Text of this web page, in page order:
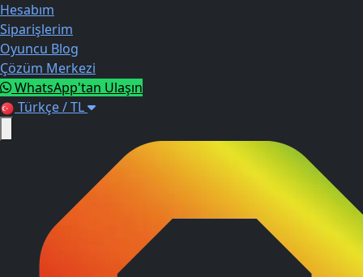
Hesabım
Siparişlerim
Oyuncu Blog
Çözüm Merkezi
WhatsApp'tan Ulaşın
Türkçe / TL